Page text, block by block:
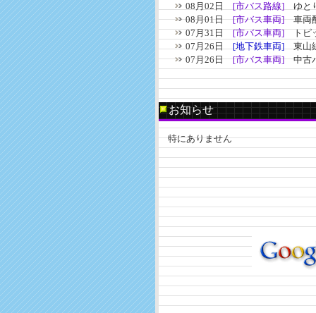
08月02日 [市バス路線] ゆと
08月01日[市バス車両]車両配
07月31日[市バス車両]トピッ
07月26日[地下鉄車両]東山線
07月26日[市バス車両]中古バ
お知らせ
特にありません